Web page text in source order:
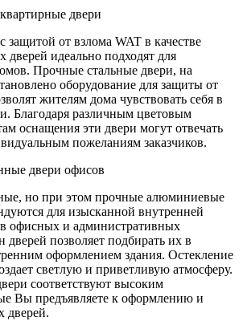
двери
защитой от взлома WAT в качестве
дверей идеально подходят для
Прочные стальные двери, на
оборудование для защиты от
жителям дома чувствовать себя в
Благодаря различным цветовым
оснащения эти двери могут отвечать
пожеланиям заказчиков.
двери офисов
но при этом прочные алюминиевые
для изысканной внутренней
офисных и административных
позволяет подбирать их в
оформлением здания. Остекление
светлую и приветливую атмосферу.
соответствуют высоким
Вы предъявляете к оформлению и
дверей.